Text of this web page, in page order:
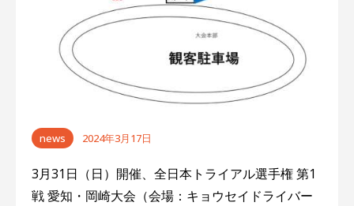
news 2024年3月17日
3月31日（日）開催、全日本トライアル選手権 第1
戦 愛知・岡崎大会（会場：キョウセイドライバー
ョ
ン